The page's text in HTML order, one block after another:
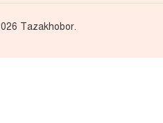
Tazakhobor.